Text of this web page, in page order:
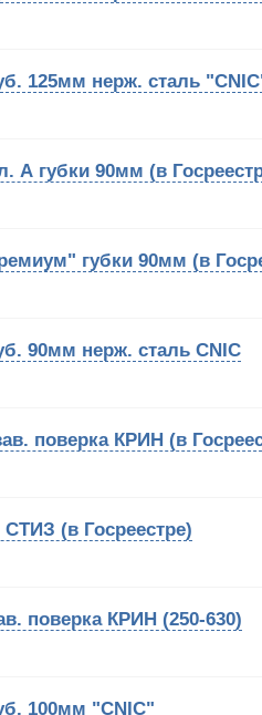
125мм нерж. сталь
А губки 90мм (в
губки 90мм (в
90мм нерж. сталь CNIC
поверка КРИН (в
(в Госреестре)
поверка КРИН (250-630)
100мм "CNIC"